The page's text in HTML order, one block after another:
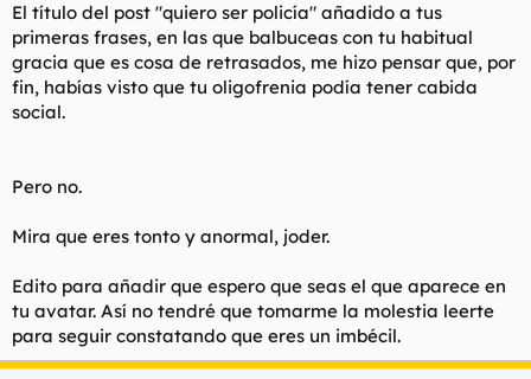
El título del post "quiero ser policía" añadido a tus
primeras frases, en las que balbuceas con tu habitual
gracia que es cosa de retrasados, me hizo pensar que, por
fin, habías visto que tu oligofrenia podía tener cabida
social.
Pero no.
Mira que eres tonto y anormal, joder.
Edito para añadir que espero que seas el que aparece en
tu avatar. Así no tendré que tomarme la molestia leerte
para seguir constatando que eres un imbécil.